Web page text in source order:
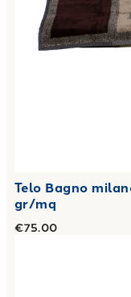
Telo Bagno
gr/mq
€75.00